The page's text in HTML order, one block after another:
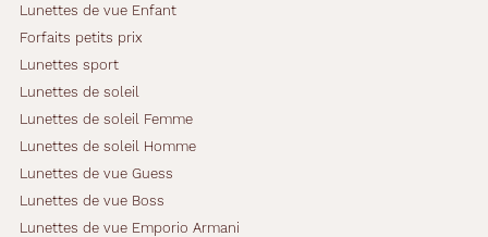
Lunettes de vue Enfant
Forfaits petits prix
Lunettes sport
Lunettes de soleil
Lunettes de soleil Femme
Lunettes de soleil Homme
Lunettes de vue Guess
Lunettes de vue Boss
Lunettes de vue Emporio Armani